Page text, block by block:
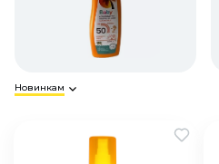
Новинкам